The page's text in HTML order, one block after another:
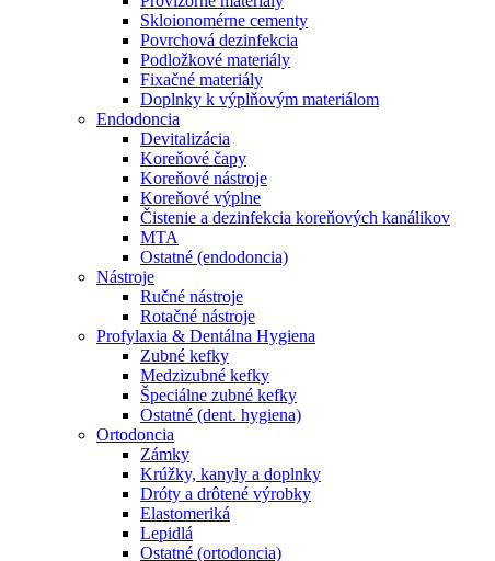
Skloionomérne cementy
Povrchová dezinfekcia
Podložkové materiály
Fixačné materiály
Doplnky k výplňovým materiálom
Endodoncia
Devitalizácia
Koreňové čapy
Koreňové nástroje
Koreňové výplne
Čistenie a dezinfekcia koreňových kanálikov
MTA
Ostatné (endodoncia)
Nástroje
Ručné nástroje
Rotačné nástroje
Profylaxia & Dentálna Hygiena
Zubné kefky
Medzizubné kefky
Špeciálne zubné kefky
Ostatné (dent. hygiena)
Ortodoncia
Zámky
Krúžky, kanyly a doplnky
Dróty a drôtené výrobky
Elastomeriká
Lepidlá
Ostatné (ortodoncia)